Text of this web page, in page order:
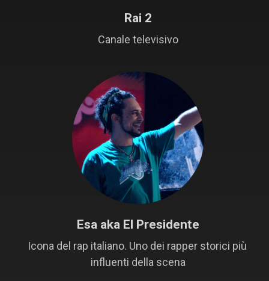
Rai 2
Canale televisivo
Esa aka El Presidente
Icona del rap italiano. Uno dei rapper storici più
influenti della scena